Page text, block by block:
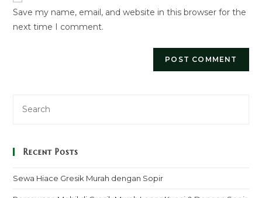
(optional)
Save my name, email, and website in this browser for the
next time I comment.
Recent Posts
Sewa Hiace Gresik Murah dengan Sopir